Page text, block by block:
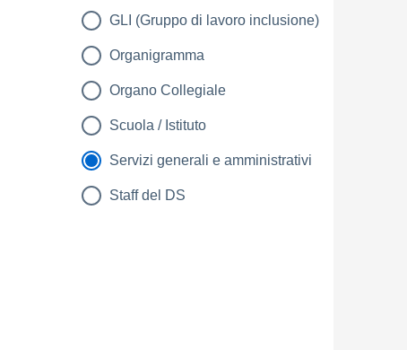
GLI (Gruppo di lavoro inclusione)
Organigramma
Organo Collegiale
Scuola / Istituto
Servizi generali e amministrativi
Staff del DS